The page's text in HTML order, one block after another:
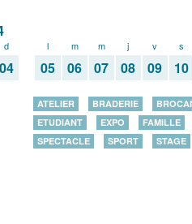
d
04
l
05
m
06
m
07
j
08
v
09
s
10
ATELIER BRADERIE
ETUDIANT
EXPO FAMILLE
SPECTACLE
SPORT STAGE